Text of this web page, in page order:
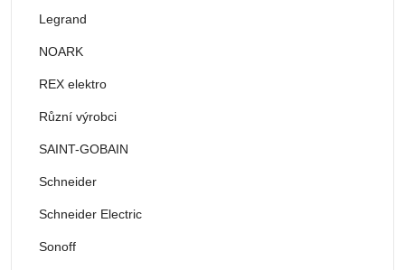
Legrand
NOARK
REX elektro
Různí výrobci
SAINT-GOBAIN
Schneider
Schneider Electric
Sonoff